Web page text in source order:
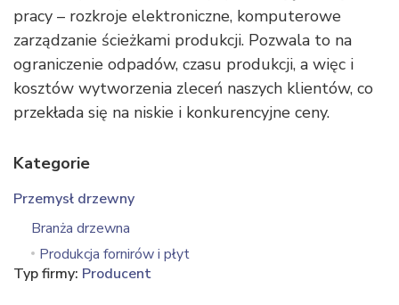
pracy – rozkroje elektroniczne, komputerowe
zarządzanie ścieżkami produkcji. Pozwala to na
ograniczenie odpadów, czasu produkcji, a więc i
kosztów wytworzenia zleceń naszych klientów, co
przekłada się na niskie i konkurencyjne ceny.
Kategorie
Przemysł drzewny
Branża drzewna
Produkcja fornirów i płyt
Typ firmy: Producent